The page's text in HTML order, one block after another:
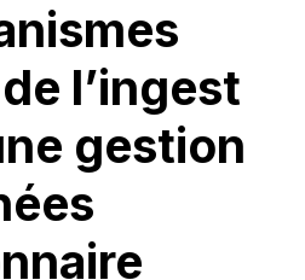
l’ingest
gestion